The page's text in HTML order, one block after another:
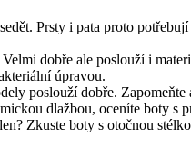
Prsty i pata proto
dobře ale poslouží i
úpravou.
poslouží dobře. Zapomeňte
dlažbou, oceníte boty s
Zkuste boty s otočnou